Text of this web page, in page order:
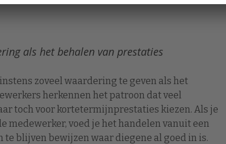
als het behalen van prestaties
zoveel waardering te geven als het
herkennen het patroon dat veel
toch voor kortetermijnprestaties kiezen. Als je
medewerker, voed je het handelen vanuit een
blijven bewijzen waar diegene al goed in is.